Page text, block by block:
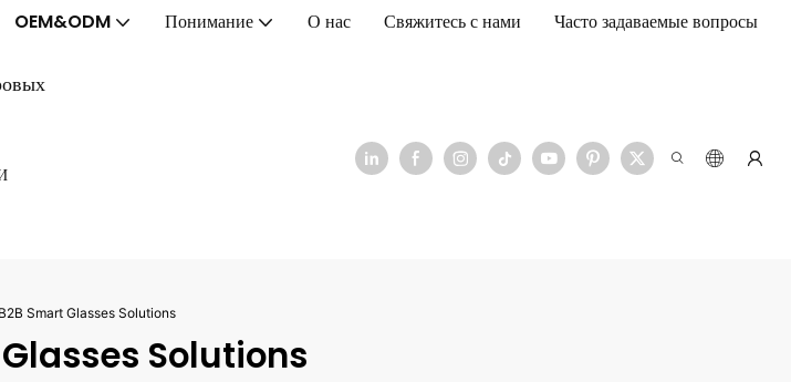
OEM&ODM Понимание О нас Свяжитесь с нами Часто задаваемые вопросы
B2B Smart Glasses Solutions
Solutions